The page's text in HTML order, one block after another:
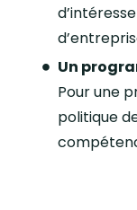
Un
Pour une
politique